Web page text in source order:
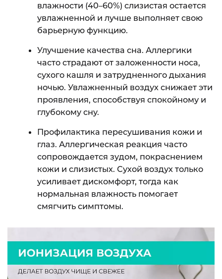
влажности (40–60%) слизистая остается
увлажненной и лучше выполняет свою
барьерную функцию.
Улучшение качества сна. Аллергики
часто страдают от заложенности носа,
сухого кашля и затрудненного дыхания
ночью. Увлажненный воздух снижает эти
проявления, способствуя спокойному и
глубокому сну.
Профилактика пересушивания кожи и
глаз. Аллергическая реакция часто
сопровождается зудом, покраснением
кожи и слизистых. Сухой воздух только
усиливает дискомфорт, тогда как
нормальная влажность помогает
смягчить симптомы.